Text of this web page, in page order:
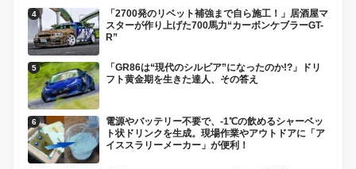
「2700発のリベット補強まで自ら施工！」居酒屋マ
スターが作り上げた700馬力“カーボンケブラーGT-
R”
「GR86は“現代のシルビア”になったのか!?」ドリ
フト黄金期を生きた達人、その答え
電源やバッテリー不要で、-1℃の飲めるシャーベッ
ト状ドリンクを生成。現場作業やアウトドアに「ア
イススラリーメーカー」が便利！